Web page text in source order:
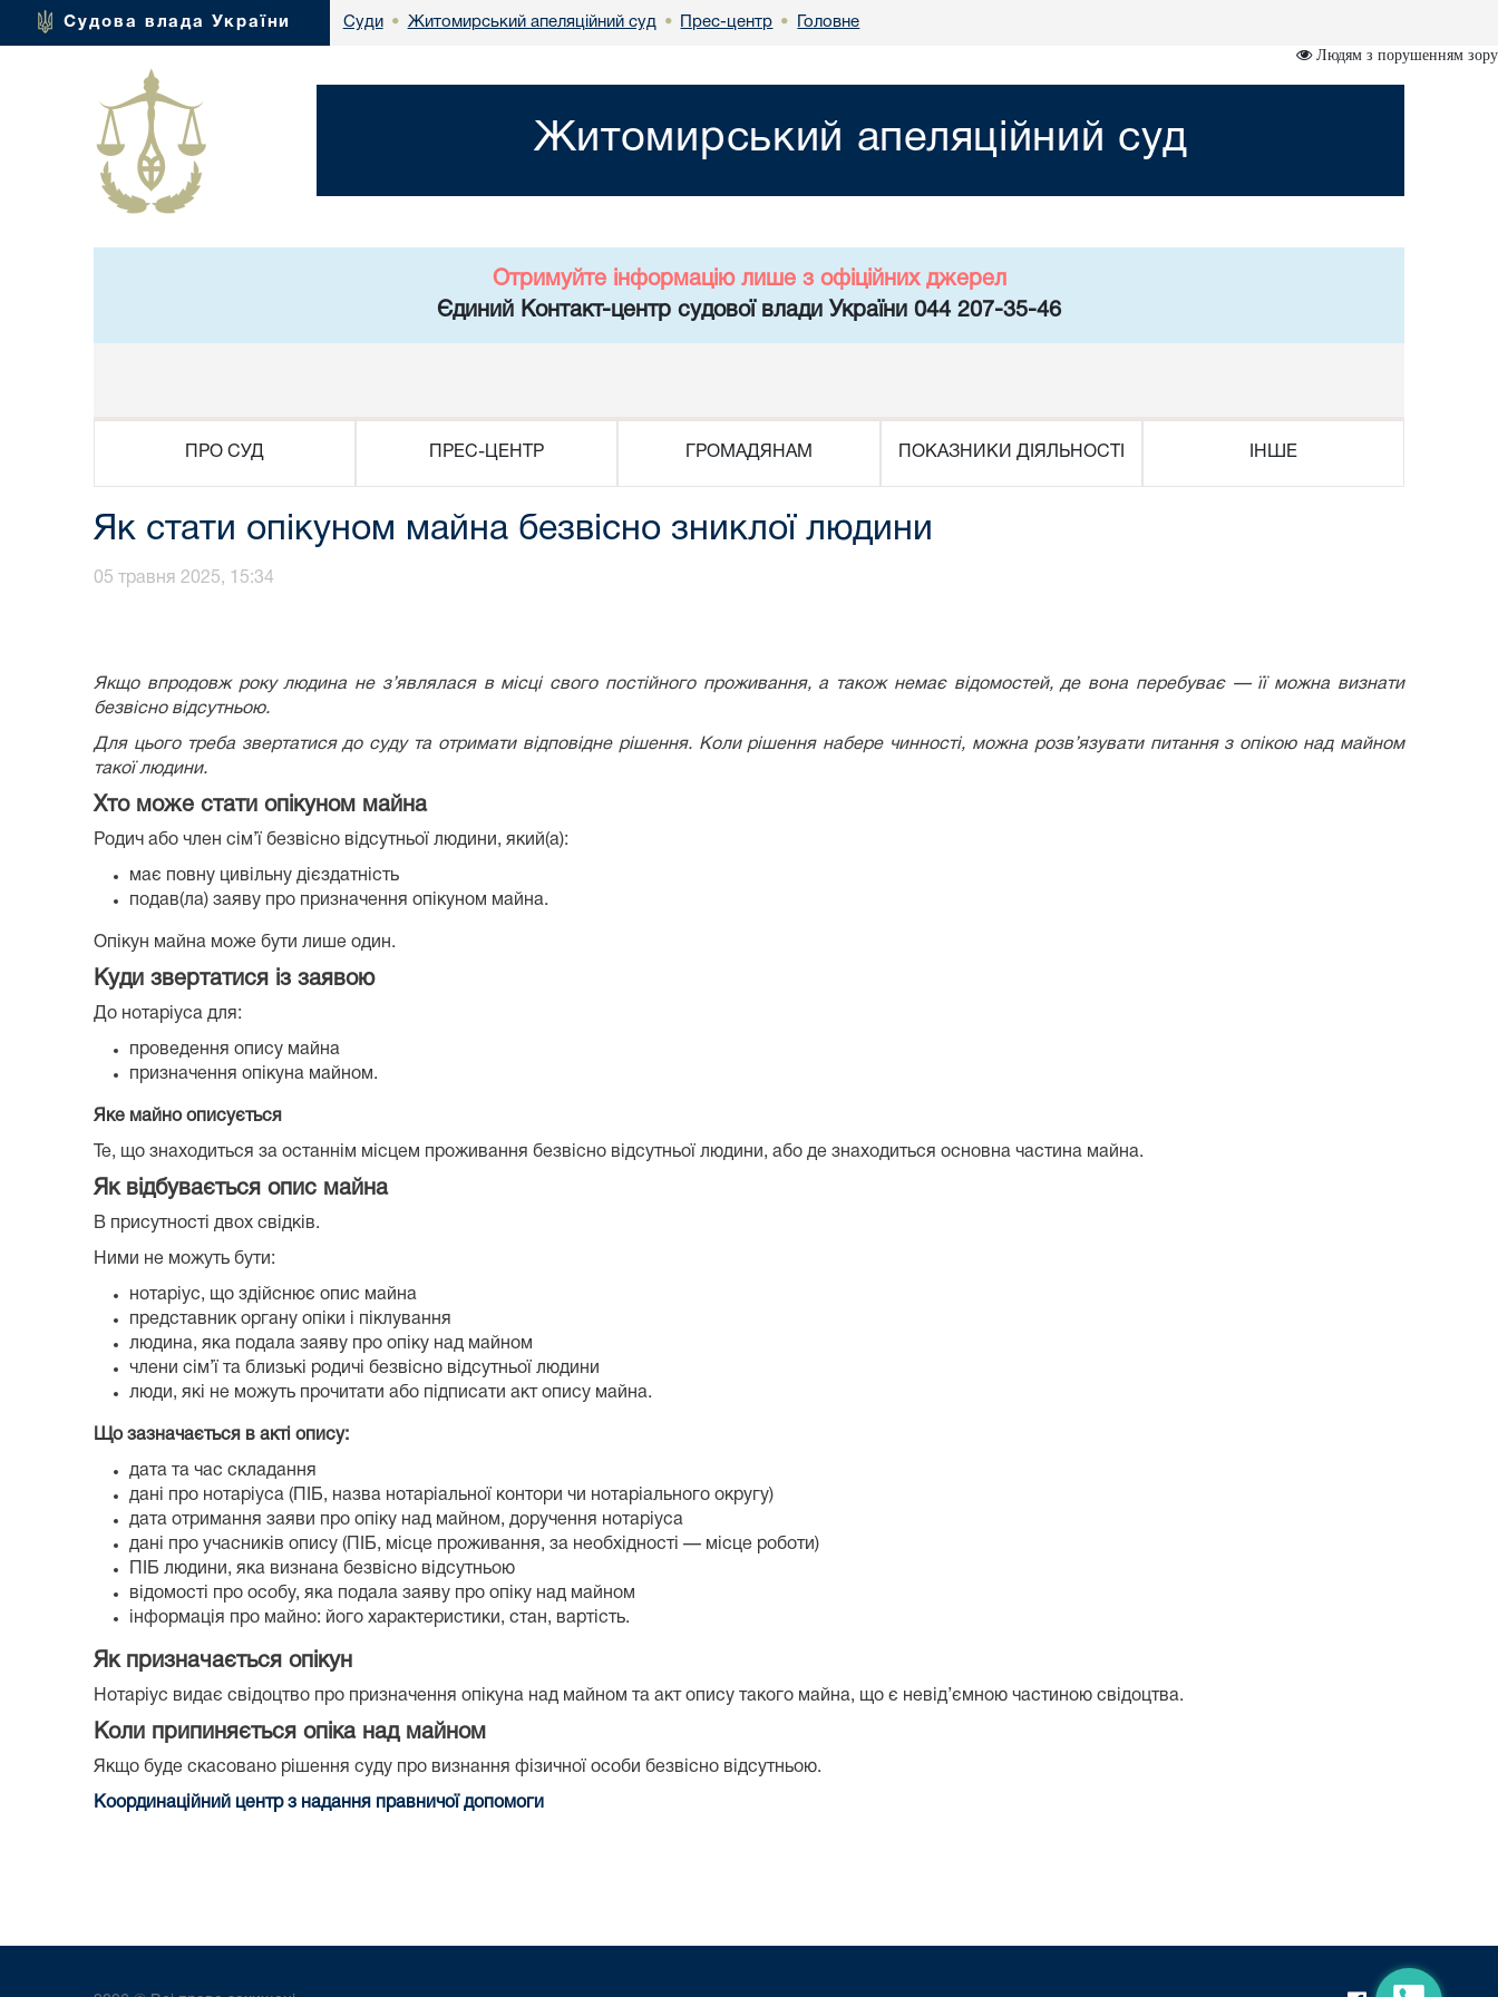
Судова влада України Суди • Житомирський апеляційний суд • Прес-центр • Головне
Людям з порушенням зору
Житомирський апеляційний суд
Отримуйте інформацію лише з офіційних джерел
Єдиний Контакт-центр судової влади України 044 207-35-46
ПРО СУД ПРЕС-ЦЕНТР ГРОМАДЯНАМ ПОКАЗНИКИ ДІЯЛЬНОСТІ ІНШЕ
Як стати опікуном майна безвісно зниклої людини
05 травня 2025, 15:34
Якщо впродовж року людина не з’являлася в місці свого постійного проживання, а також немає відомостей, де вона перебуває — її можна визнати
безвісно відсутньою.
Для цього треба звертатися до суду та отримати відповідне рішення. Коли рішення набере чинності, можна розв’язувати питання з опікою над майном
такої людини.
Хто може стати опікуном майна
Родич або член сім’ї безвісно відсутньої людини, який(а):
має повну цивільну дієздатність
подав(ла) заяву про призначення опікуном майна.
Опікун майна може бути лише один.
Куди звертатися із заявою
До нотаріуса для:
проведення опису майна
призначення опікуна майном.
Яке майно описується
Те, що знаходиться за останнім місцем проживання безвісно відсутньої людини, або де знаходиться основна частина майна.
Як відбувається опис майна
В присутності двох свідків.
Ними не можуть бути:
нотаріус, що здійснює опис майна
представник органу опіки і піклування
людина, яка подала заяву про опіку над майном
члени сім’ї та близькі родичі безвісно відсутньої людини
люди, які не можуть прочитати або підписати акт опису майна.
Що зазначається в акті опису:
дата та час складання
дані про нотаріуса (ПІБ, назва нотаріальної контори чи нотаріального округу)
дата отримання заяви про опіку над майном, доручення нотаріуса
дані про учасників опису (ПІБ, місце проживання, за необхідності — місце роботи)
ПІБ людини, яка визнана безвісно відсутньою
відомості про особу, яка подала заяву про опіку над майном
інформація про майно: його характеристики, стан, вартість.
Як призначається опікун
Нотаріус видає свідоцтво про призначення опікуна над майном та акт опису такого майна, що є невід’ємною частиною свідоцтва.
Коли припиняється опіка над майном
Якщо буде скасовано рішення суду про визнання фізичної особи безвісно відсутньою.
Координаційний центр з надання правничої допомоги